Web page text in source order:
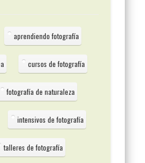
aprendiendo fotografía
cursos de fotografía
fotografía de naturaleza
intensivos de fotografía
talleres de fotografía